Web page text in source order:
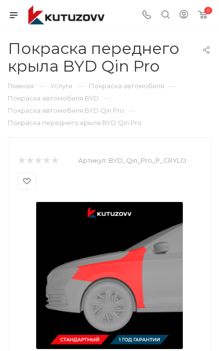
0
Покраска переднего
крыла BYD Qin Pro
Главная — Услуги — Покраска автомобиля —
Покраска автомобиля BYD —
Покраска автомобиля BYD Qin Pro —
Покраска переднего крыла BYD Qin Pro
Артикул: BYD_Qin_Pro_P_CRYLO